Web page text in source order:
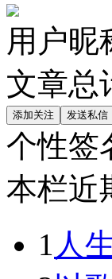
用户昵
文章总
个性签
本栏近
1 人